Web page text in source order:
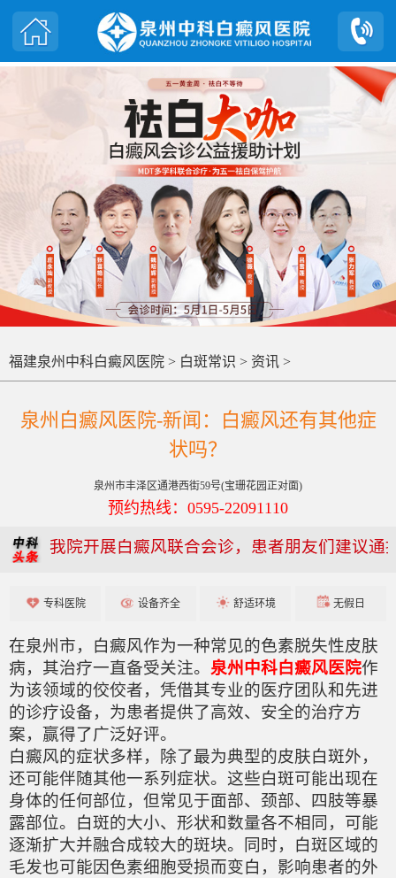
福建泉州中科白癜风医院 > 白斑常识 > 资讯 >
泉州白癜风医院-新闻：白癜风还有其他症
状吗？
泉州市丰泽区通港西街59号(宝珊花园正对面)
预约热线：0595-22091110
我院开展白癜风联合会诊，患者朋友们建议通
专科医院 设备齐全 舒适环境 无假日
在泉州市，白癜风作为一种常见的色素脱失性皮肤
病，其治疗一直备受关注。 泉州中科白癜风医院作
为该领域的佼佼者，凭借其专业的医疗团队和先进
的诊疗设备，为患者提供了高效、安全的治疗方
案，赢得了广泛好评。
白癜风的症状多样，除了最为典型的皮肤白斑外，
还可能伴随其他一系列症状。这些白斑可能出现在
身体的任何部位，但常见于面部、颈部、四肢等暴
露部位。白斑的大小、形状和数量各不相同，可能
逐渐扩大并融合成较大的斑块。同时，白斑区域的
毛发也可能因色素细胞受损而变白，影响患者的外